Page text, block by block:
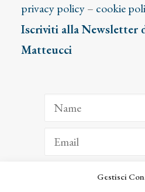
Gestisci
privacy policy– cookie
Iscriviti alla Newsletter
Matteucci